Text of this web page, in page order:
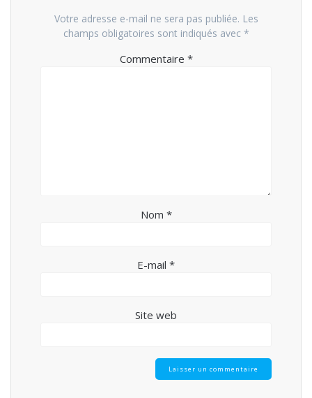
Votre adresse e-mail ne sera pas publiée. Les
champs obligatoires sont indiqués avec *
Commentaire *
Nom *
E-mail *
Site web